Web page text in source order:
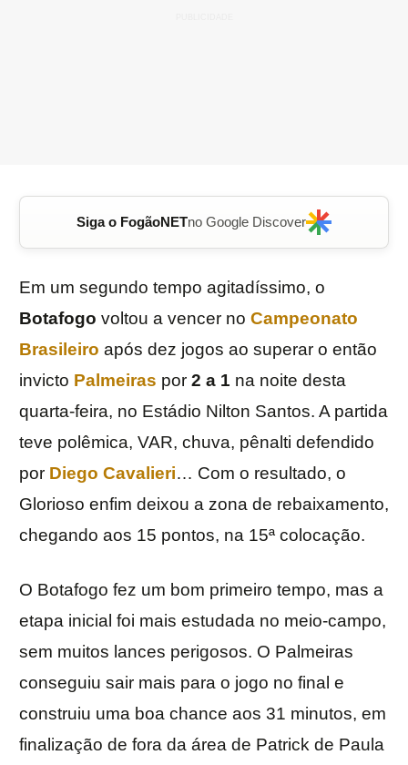
Siga o FogãoNETno Google Discover
Em um segundo tempo agitadíssimo, o
Botafogo voltou a vencer no Campeonato
Brasileiro após dez jogos ao superar o então
invicto Palmeiras por 2 a 1 na noite desta
quarta-feira, no Estádio Nilton Santos. A partida
teve polêmica, VAR, chuva, pênalti defendido
por Diego Cavalieri… Com o resultado, o
Glorioso enfim deixou a zona de rebaixamento,
chegando aos 15 pontos, na 15ª colocação.
O Botafogo fez um bom primeiro tempo, mas a
etapa inicial foi mais estudada no meio-campo,
sem muitos lances perigosos. O Palmeiras
conseguiu sair mais para o jogo no final e
construiu uma boa chance aos 31 minutos, em
finalização de fora da área de Patrick de Paula